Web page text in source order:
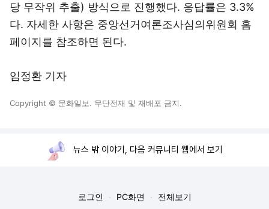
당 무작위 추출) 방식으로 진행했다. 응답률은 3.3%
다. 자세한 사항은 중앙선거여론조사심의위원회 홈
페이지를 참조하면 된다.
임정환 기자
Copyright © 문화일보. 무단전재 및 재배포 금지.
뉴스 밖 이야기, 다음 커뮤니티 웹에서 보기
로그인 PC화면 전체보기